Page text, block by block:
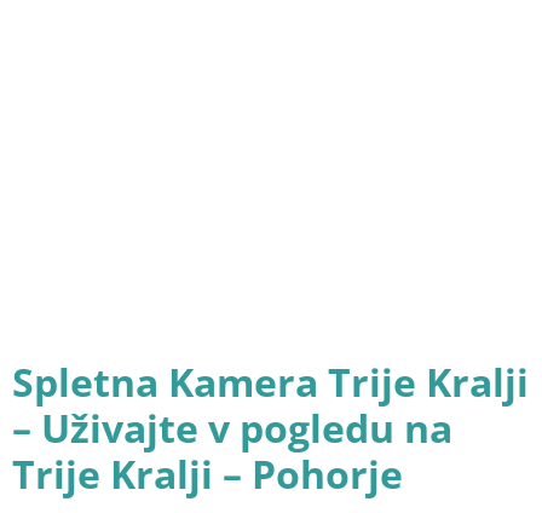
Spletna Kamera Trije Kralji
– Uživajte v pogledu na
Trije Kralji – Pohorje